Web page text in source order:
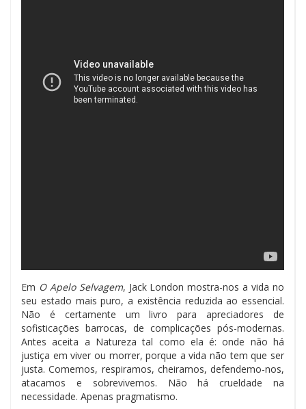
Em O Apelo Selvagem, Jack London mostra-nos a vida no
seu estado mais puro, a existência reduzida ao essencial.
Não é certamente um livro para apreciadores de
sofisticações barrocas, de complicações pós-modernas.
Antes aceita a Natureza tal como ela é: onde não há
justiça em viver ou morrer, porque a vida não tem que ser
justa. Comemos, respiramos, cheiramos, defendemo-nos,
atacamos e sobrevivemos. Não há crueldade na
necessidade. Apenas pragmatismo.